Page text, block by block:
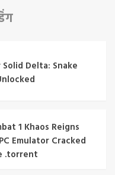
Delta: Snake
1 Khaos Reigns
Emulator Cracked
.torrent